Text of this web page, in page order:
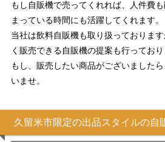
もし自販機で売ってくれれば、人件費
まっている時間にも活躍してくれます。
当社は飲料自販機も取り扱っておりま
く販売できる自販機の提案も行っており
もし、販売したい商品がございました
いませ。
久留米市限定の出品スタイルの自